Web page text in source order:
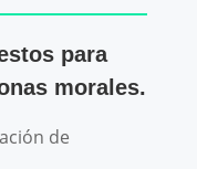
para
morales.
de